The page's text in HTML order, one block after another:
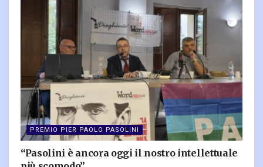
PREMIO PIER PAOLO PASOLINI
“Pasolini è ancora oggi il nostro intellettuale